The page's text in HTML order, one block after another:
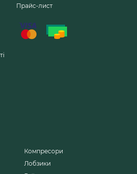
Прайс-лист
Компресори
Лобзики